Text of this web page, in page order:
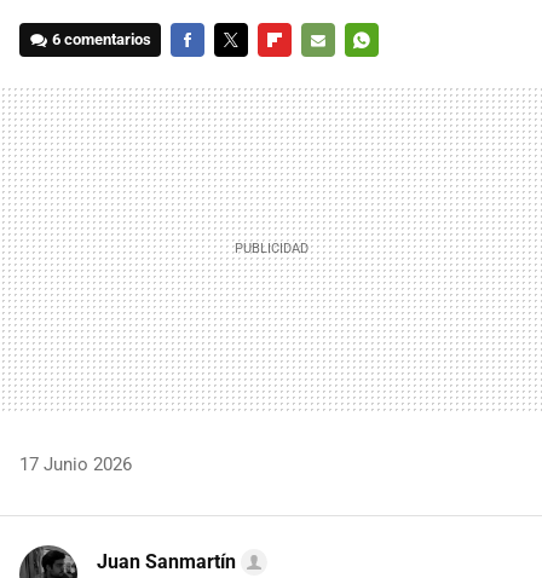
6 comentarios
MAIL
17 Junio 2026
Juan Sanmartín